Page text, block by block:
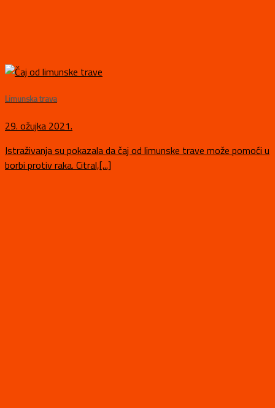
Limunska trava
29. ožujka 2021.
Istraživanja su pokazala da čaj od limunske trave može pomoći u
borbi protiv raka. Citral,[...]